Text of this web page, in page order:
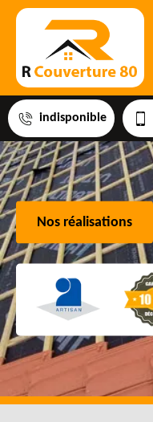
indisponible
Nos réalisations